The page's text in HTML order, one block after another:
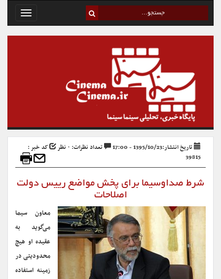
Toggle
تاریخ انتشار:1395/10/23 - 17:00 تعداد نظرات: ۰ نظر
کد خبر :
39815
شرط صداوسیما برای پخش مواضع رییس دولت
اصلاحات
معاون سیما
می‌گوید به
عقیده او هیچ
محدودیتی در
زمینه استفاده